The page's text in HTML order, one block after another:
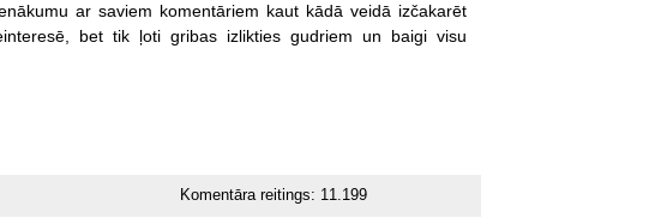
ar saviem komentāriem kaut kādā veidā izčakarēt
bet tik ļoti gribas izlikties gudriem un baigi visu
Komentāra reitings: 11.199